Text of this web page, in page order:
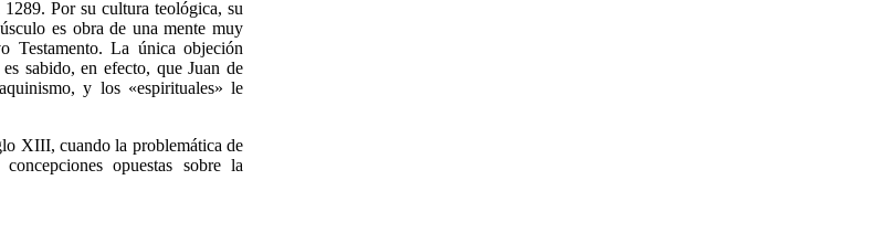
Por su cultura teológica, su
es obra de una mente muy
Testamento. La única objeción
sabido, en efecto, que Juan de
y los «espirituales» le
XIII, cuando la problemática de
opuestas sobre la